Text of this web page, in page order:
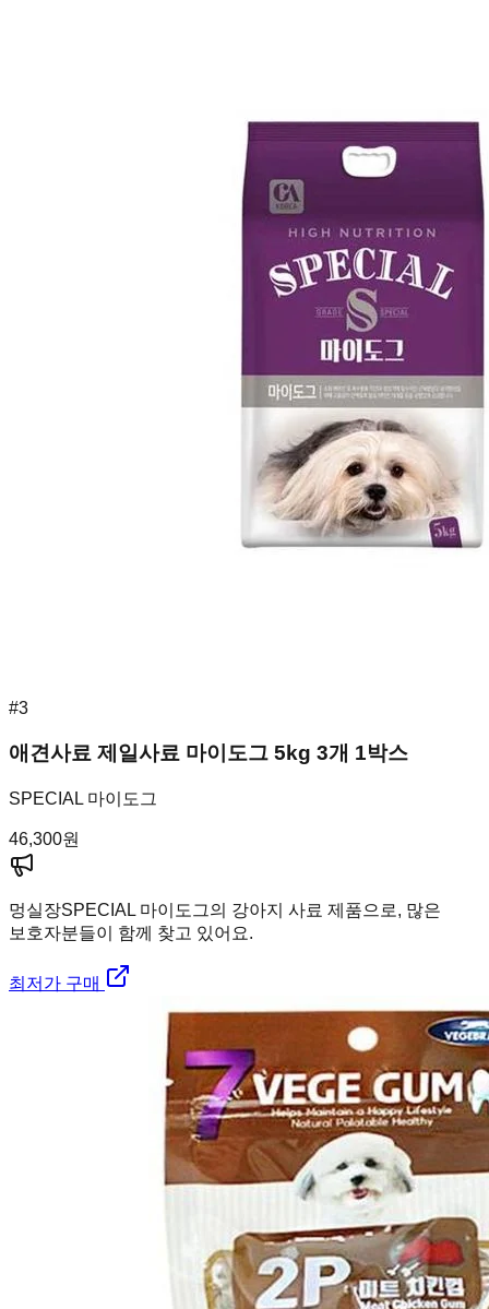
#3
애견사료 제일사료 마이도그 5kg 3개 1박스
SPECIAL 마이도그
46,300원
멍실장SPECIAL 마이도그의 강아지 사료 제품으로, 많은
보호자분들이 함께 찾고 있어요.
최저가 구매